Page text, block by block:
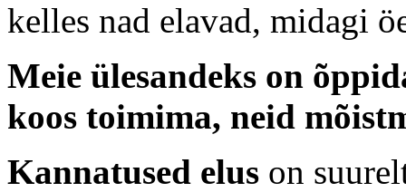
kelles nad elavad, midagi
Meie ülesandeks on
koos toimima, neid
Kannatused elus on